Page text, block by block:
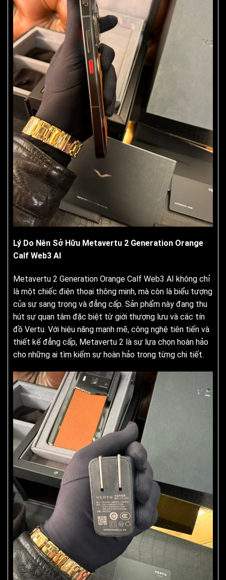
Lý Do Nên Sở Hữu Metavertu 2 Generation Orange
Calf Web3 AI
Metavertu 2 Generation Orange Calf Web3 AI không chỉ
là một chiếc điện thoại thông minh, mà còn là biểu tượng
của sự sang trọng và đẳng cấp. Sản phẩm này đang thu
hút sự quan tâm đặc biệt từ giới thượng lưu và các tín
đồ Vertu. Với hiệu năng mạnh mẽ, công nghệ tiên tiến và
thiết kế đẳng cấp, Metavertu 2 là sự lựa chọn hoàn hảo
cho những ai tìm kiếm sự hoàn hảo trong từng chi tiết.